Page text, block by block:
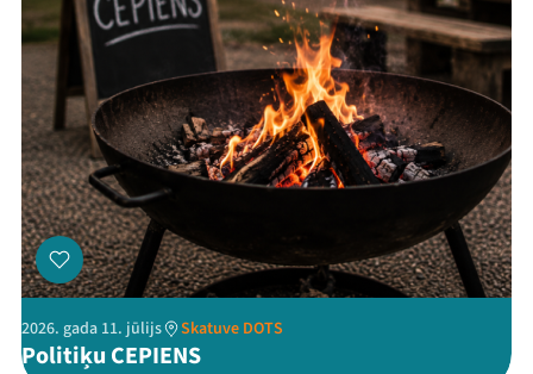
Programma
Arhīvs
Viņi bija LAMPĀ 2026
Ziedo
2026. gada 11. jūlijs Skatuve DOTS
Politiķu CEPIENS